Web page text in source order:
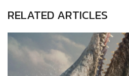
RELATED ARTICLES